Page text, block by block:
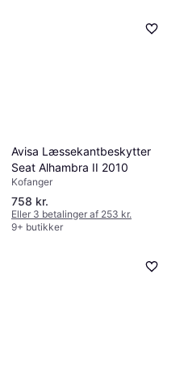
Avisa Læssekantbeskytter
Seat Alhambra II 2010
Kofanger
758 kr.
Eller 3 betalinger af 253 kr.
9+ butikker